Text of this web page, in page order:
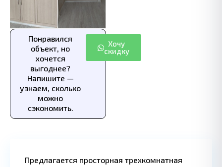
Понравился
объект, но
хочется
выгоднее?
Напишите —
узнаем, сколько
можно
сэкономить.
Хочу
скидку
Предлагается просторная трехкомнатная